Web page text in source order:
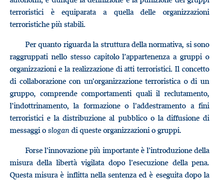
terroristici è equiparata a quella delle organizzazioni
terroristiche più stabili.
Per quanto riguarda la struttura della normativa, si sono
raggruppati nello stesso capitolo l’appartenenza a gruppi o
organizzazioni e la realizzazione di atti terroristici. Il concetto
di collaborazione con un’organizzazione terroristica o di un
gruppo, comprende comportamenti quali il reclutamento,
l’indottrinamento, la formazione o l’addestramento a fini
terroristici e la distribuzione al pubblico o la diffusione di
messaggi o slogan di queste organizzazioni o gruppi.
Forse l’innovazione più importante è l’introduzione della
misura della libertà vigilata dopo l’esecuzione della pena.
Questa misura è inflitta nella sentenza ed è eseguita dopo la